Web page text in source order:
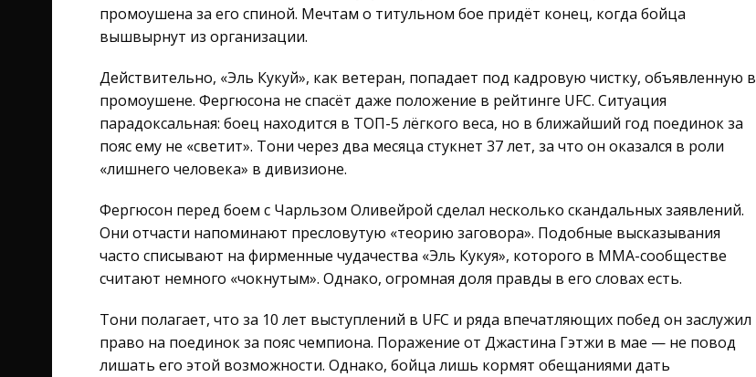
промоушена за его спиной. Мечтам о титульном бое придёт конец, когда бойца
вышвырнут из организации.
Действительно, «Эль Кукуй», как ветеран, попадает под кадровую чистку, объявленную в
промоушене. Фергюсона не спасёт даже положение в рейтинге UFC. Ситуация
парадоксальная: боец находится в ТОП-5 лёгкого веса, но в ближайший год поединок за
пояс ему не «светит». Тони через два месяца стукнет 37 лет, за что он оказался в роли
«лишнего человека» в дивизионе.
Фергюсон перед боем с Чарльзом Оливейрой сделал несколько скандальных заявлений.
Они отчасти напоминают пресловутую «теорию заговора». Подобные высказывания
часто списывают на фирменные чудачества «Эль Кукуя», которого в ММА-сообществе
считают немного «чокнутым». Однако, огромная доля правды в его словах есть.
Тони полагает, что за 10 лет выступлений в UFC и ряда впечатляющих побед он заслужил
право на поединок за пояс чемпиона. Поражение от Джастина Гэтжи в мае — не повод
лишать его этой возможности. Однако, бойца лишь кормят обещаниями дать